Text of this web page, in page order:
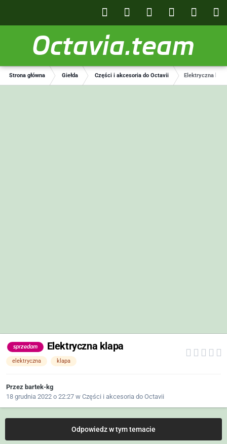
Octavia.team
Strona główna Giełda Części i akcesoria do Octavii Elektryczna
sprzedam Elektryczna klapa
elektryczna klapa
Przez bartek-kg
18 grudnia 2022 o 22:27 w Części i akcesoria do Octavii
Odpowiedz w tym temacie